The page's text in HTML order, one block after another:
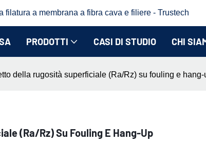
filatura a membrana a fibra cava e filiere - Trustech
PRODOTTI CASI DI STUDIO CHI
della rugosità superficiale (Ra/Rz) su fouling e hang-
(Ra/Rz) Su Fouling E Hang-Up